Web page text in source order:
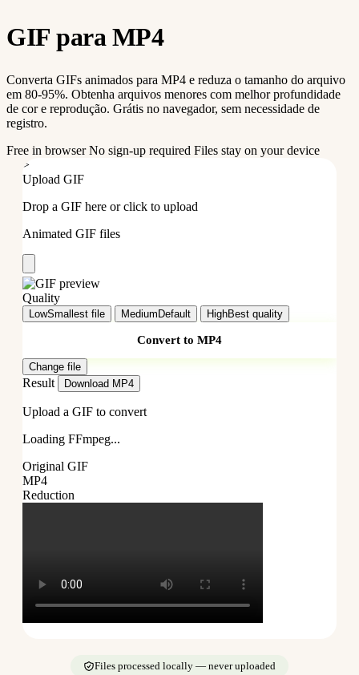
GIF para MP4
Converta GIFs animados para MP4 e reduza o tamanho do arquivo
em 80-95%. Obtenha arquivos menores com melhor profundidade
de cor e reprodução. Grátis no navegador, sem necessidade de
registro.
Free in browserNo sign-up required Files stay on your device
>
Upload GIF
Drop a GIF here or click to upload
Animated GIF files
Quality
LowSmallest file Medium Default HighBest quality
Convert to MP4
Change file
Result Download MP4
Upload a GIF to convert
Loading FFmpeg...
Original GIF
MP4
Reduction
Files processed locally — never uploaded